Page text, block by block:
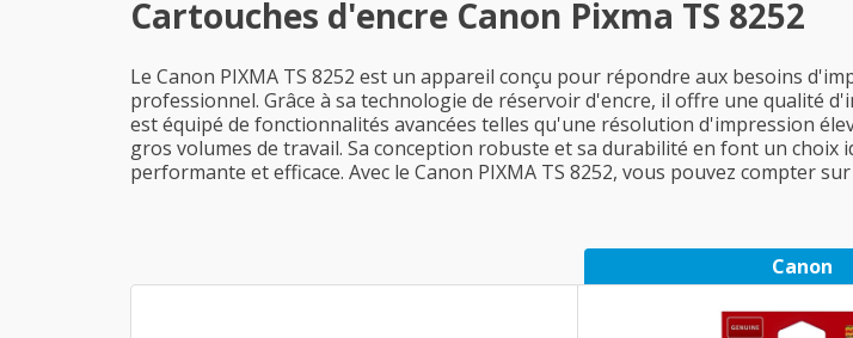
Cartouches d'encre Canon Pixma TS 8252
Le Canon PIXMA TS 8252 est un appareil conçu pour répondre aux besoins
professionnel. Grâce à sa technologie de réservoir d'encre, il offre une qualité
est équipé de fonctionnalités avancées telles qu'une résolution d'impression
gros volumes de travail. Sa conception robuste et sa durabilité en font un
performante et efficace. Avec le Canon PIXMA TS 8252, vous pouvez compter
Canon